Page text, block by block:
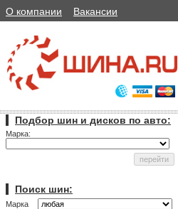
О компании Вакансии
Подбор шин и дисков по авто:
Марка:
Поиск шин:
Марка